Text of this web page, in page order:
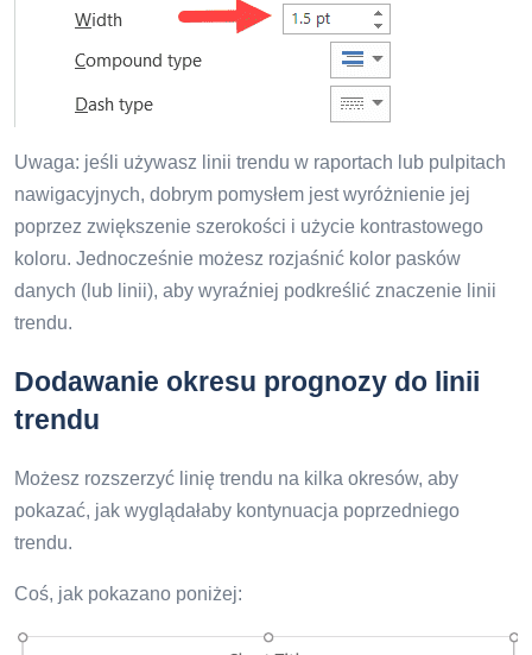
Uwaga: jeśli używasz linii trendu w raportach lub pulpitach
nawigacyjnych, dobrym pomysłem jest wyróżnienie jej
poprzez zwiększenie szerokości i użycie kontrastowego
koloru. Jednocześnie możesz rozjaśnić kolor pasków
danych (lub linii), aby wyraźniej podkreślić znaczenie linii
trendu.
Dodawanie okresu prognozy do linii
trendu
Możesz rozszerzyć linię trendu na kilka okresów, aby
pokazać, jak wyglądałaby kontynuacja poprzedniego
trendu.
Coś, jak pokazano poniżej: